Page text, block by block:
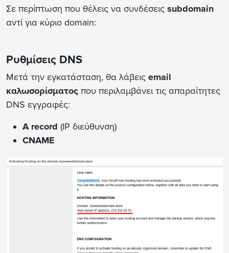
Σε περίπτωση που θέλεις να συνδέσεις subdomain
αντί για κύριο domain:
Ρυθμίσεις DNS
Μετά την εγκατάσταση, θα λάβεις email
καλωσορίσματος που περιλαμβάνει τις απαραίτητες
DNS εγγραφές:
A record (IP διεύθυνση)
CNAME